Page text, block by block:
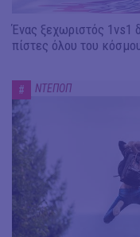
Ένας ξεχωριστός 1vs1
πίστες όλου του
# ΝΤΕΠΟΠ